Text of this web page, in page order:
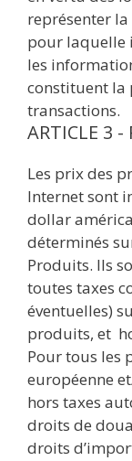
représenter
pour laquelle
les
constituent la
transactions.
ARTICLE 3 -
Les prix des
Internet sont
dollar
déterminés
Produits. Ils
toutes taxes
éventuelles)
produits, et
Pour tous les
européenne
hors taxes
droits de
droits